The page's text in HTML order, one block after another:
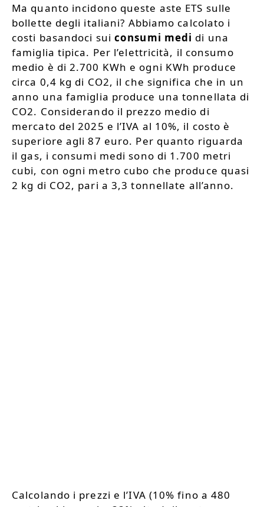
Ma quanto incidono queste aste ETS sulle
bollette degli italiani? Abbiamo calcolato i
costi basandoci suiconsumi medi di una
famiglia tipica. Per l’elettricità, il consumo
medio è di 2.700 KWh e ogni KWh produce
circa 0,4 kg di CO2, il che significa che in un
anno una famiglia produce una tonnellata di
CO2. Considerando il prezzo medio di
mercato del 2025 e l’IVA al 10%, il costo è
superiore agli 87 euro. Per quanto riguarda
il gas, i consumi medi sono di 1.700 metri
cubi, con ogni metro cubo che produce quasi
2 kg di CO2, pari a 3,3 tonnellate all’anno.
Calcolando i prezzi e l’IVA (10% fino a 480